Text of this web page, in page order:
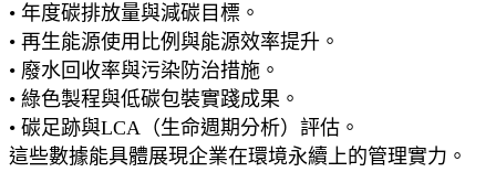
• 年度碳排放量與減碳目標。
• 再生能源使用比例與能源效率提升。
• 廢水回收率與污染防治措施。
• 綠色製程與低碳包裝實踐成果。
• 碳足跡與LCA（生命週期分析）評估。
這些數據能具體展現企業在環境永續上的管理實力。